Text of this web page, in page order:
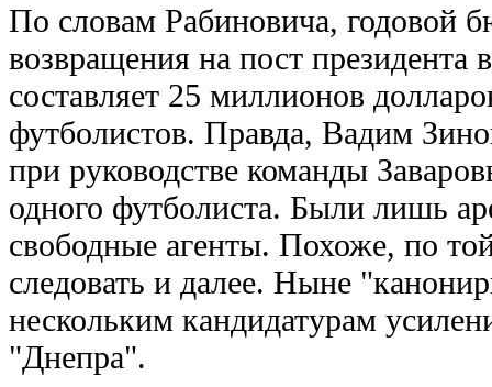
По словам Рабиновича, годовой
возвращения на пост президента
составляет 25 миллионов
футболистов. Правда, Вадим
при руководстве команды
одного футболиста. Были лишь
свободные агенты. Похоже, по
следовать и далее. Ныне
нескольким кандидатурам
"Днепра".